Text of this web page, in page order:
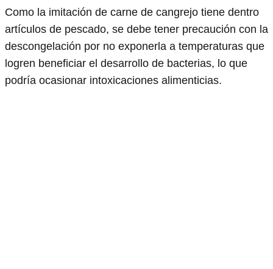
Como la imitación de carne de cangrejo tiene dentro
artículos de pescado, se debe tener precaución con la
descongelación por no exponerla a temperaturas que
logren beneficiar el desarrollo de bacterias, lo que
podría ocasionar intoxicaciones alimenticias.